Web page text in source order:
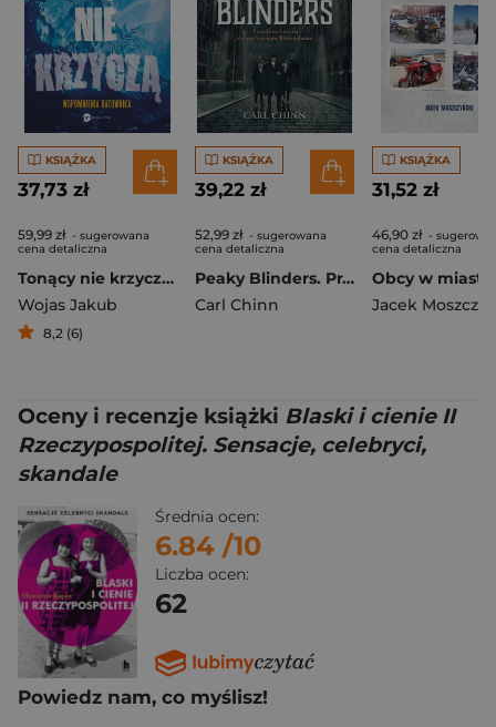
KSIĄŻKA
37,73 zł
59,99 zł - sugerowana
cena detaliczna
Tonący nie krzyczą. Wspomnienia ratownika
Wojas Jakub
8,2 (6)
KSIĄŻKA
39,22 zł
52,99 zł - sugerowana
cena detaliczna
Peaky Blinders. Prawdziwa historia słynnych gangów Birminghamu
Carl Chinn
KSIĄŻKA
31,52 zł
46,90 zł -
cena detaliczna
Obcy w
Jacek
Oceny i recenzje książki Blaski i cienie II
Rzeczypospolitej. Sensacje, celebryci,
skandale
Średnia ocen:
6.84 /10
Liczba ocen:
62
Powiedz nam, co myślisz!